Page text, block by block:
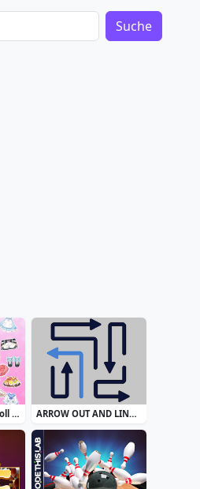
Suche
Blackriver Mystery. Hidden Objects Accurate 2D
Anime Dress Up - Doll Dress Up ARROW OUT AND LINKER